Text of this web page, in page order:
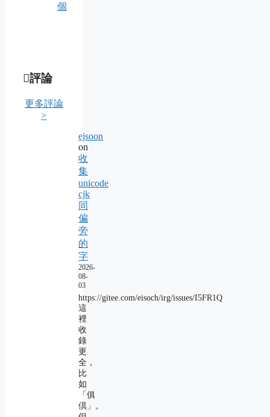
個
評論
更多評論
>
ejsoon
on
收
集
unicode
cjk
同
偏
旁
的
字
2026-
08-
03
https://gitee.com/eisoch/irg/issues/I5FR1Q
這
裡
收
錄
更
全，
比
如
「俱
倶」。